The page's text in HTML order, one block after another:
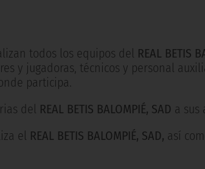
todos los equipos del REAL BETIS
y jugadoras, técnicos y personal
participa.
del REAL BETIS BALOMPIÉ, SAD a sus
el REAL BETIS BALOMPIÉ, SAD, así